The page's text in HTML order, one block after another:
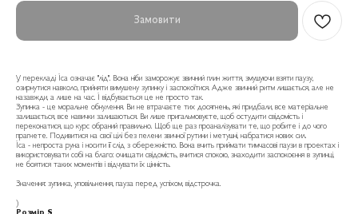
Замовити
У перекладі Іса означає "лід". Вона ніби заморожує звичний плин життя, змушуючи взяти паузу,
озирнутися навколо, прийняти вимушену зупинку і заспокоїтися. Адже звичний ритм лишається, але не
назавжди, а лише на час. І відбувається це не просто так.
Зупинка - це моральне обнулення. Ви не втрачаєте тих досягнень, які придбали, все матеріальне
залишається, все навички залишаються. Ви лише пригальмовуєте, щоб остудити свідомість і
переконатися, що курс обраний правильно. Щоб ще раз проаналізувати те, що робите і до чого
прагнете. Подивитися на свої цілі без пелени звичної рутини і метушні, набратися нових сил.
Іса - непроста руна і носити її слід з обережністю. Вона вчить приймати тимчасові паузи в проектах і
використовувати собі на благо: очищати свідомість, вчитися спокою, знаходити заспокоєння в зупинці,
не боятися таких моментів і відчувати їх цінність.
Значення: зупинка, уповільнення, пауза перед успіхом, відстрочка.
)
Розмір S